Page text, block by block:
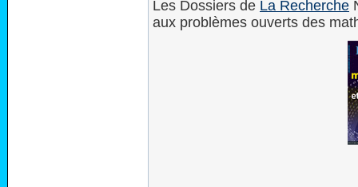
Les Dossiers de La Recherche
aux problèmes ouverts des